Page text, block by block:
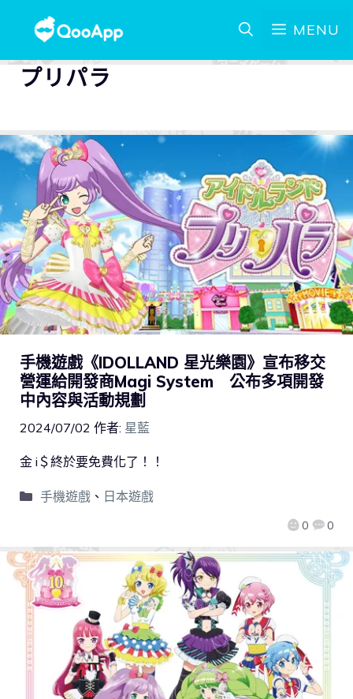
MENU
プリパラ
手機遊戲《IDOLLAND 星光樂園》宣布移交
營運給開發商Magi System 公布多項開發
中內容與活動規劃
2024/07/02 作者: 星藍
0 0
金 i＄終於要免費化了！！
手機遊戲、 日本遊戲